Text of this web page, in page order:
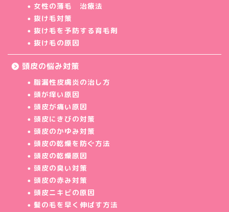
女性の薄毛 治療法
抜け毛対策
抜け毛を予防する育毛剤
抜け毛の原因
頭皮の悩み対策
脂漏性皮膚炎の治し方
頭が痒い原因
頭皮が痛い原因
頭皮にきびの対策
頭皮のかゆみ対策
頭皮の乾燥を防ぐ方法
頭皮の乾燥原因
頭皮の臭い対策
頭皮の赤み対策
頭皮ニキビの原因
髪の毛を早く伸ばす方法